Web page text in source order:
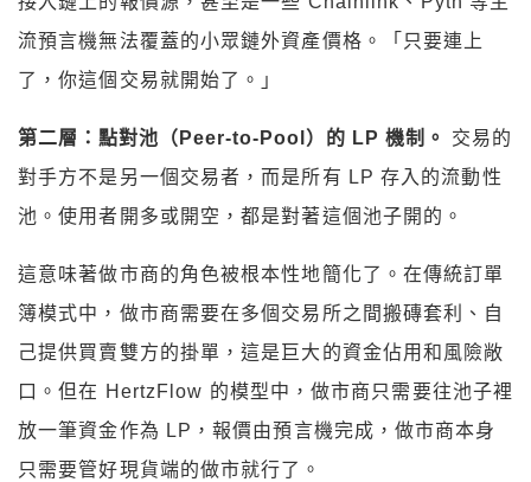
流預言機無法覆蓋的小眾鏈外資產價格。「只要連上
了，你這個交易就開始了。」
第二層：點對池（Peer-to-Pool）的 LP 機制。
交易的
對手方不是另一個交易者，而是所有 LP 存入的流動性
池。使用者開多或開空，都是對著這個池子開的。
這意味著做市商的角色被根本性地簡化了。在傳統訂單
簿模式中，做市商需要在多個交易所之間搬磚套利、自
己提供買賣雙方的掛單，這是巨大的資金佔用和風險敞
口。但在 HertzFlow 的模型中，做市商只需要往池子裡
放一筆資金作為 LP，報價由預言機完成，做市商本身
只需要管好現貨端的做市就行了。